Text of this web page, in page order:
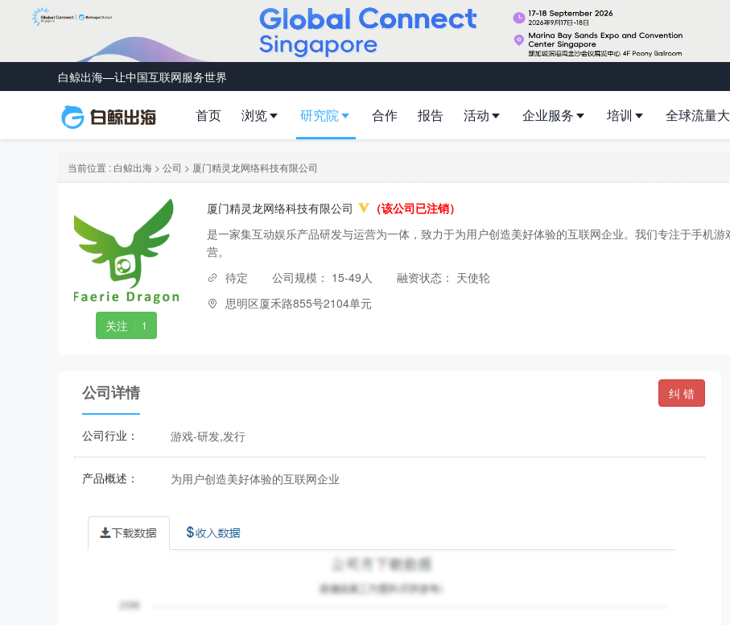
白鲸出海—让中国互联网服务世界
首页 浏览 研究院 合作 报告 活动 企业服务 培训 全球流量
当前位置 : 白鲸出海 > 公司 > 厦门精灵龙网络科技有限公司
关注 | 1
厦门精灵龙网络科技有限公司
（该公司已注销）
是一家集互动娱乐产品研发与运营为一体，致力于为用户创造美好体验的互联网企业。我们专注于手机游
营。
待定
公司规模： 15-49人 融资状态： 天使轮
思明区厦禾路855号2104单元
公司详情 纠 错
公司行业： 游戏-研发,发行
产品概述： 为用户创造美好体验的互联网企业